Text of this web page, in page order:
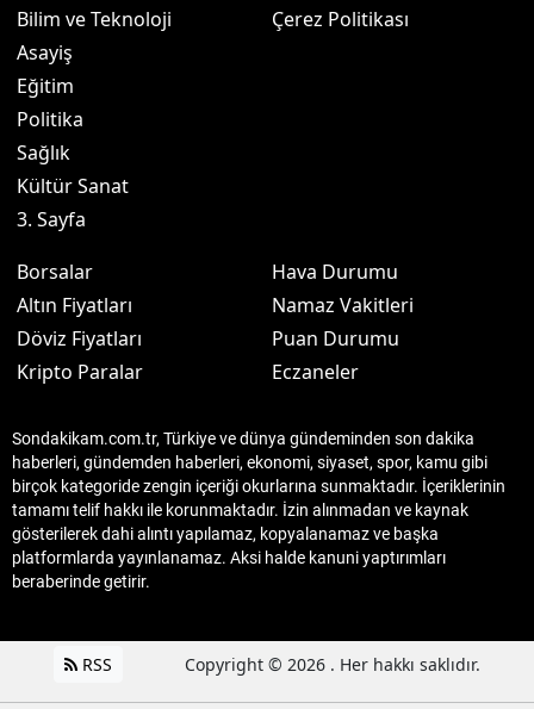
Bilim ve Teknoloji
Asayiş
Eğitim
Politika
Sağlık
Kültür Sanat
3. Sayfa
Çerez Politikası
Borsalar
Altın Fiyatları
Döviz Fiyatları
Kripto Paralar
Hava Durumu
Namaz Vakitleri
Puan Durumu
Eczaneler
Sondakikam.com.tr, Türkiye ve dünya gündeminden son dakika
haberleri, gündemden haberleri, ekonomi, siyaset, spor, kamu gibi
birçok kategoride zengin içeriği okurlarına sunmaktadır. İçeriklerinin
tamamı telif hakkı ile korunmaktadır. İzin alınmadan ve kaynak
gösterilerek dahi alıntı yapılamaz, kopyalanamaz ve başka
platformlarda yayınlanamaz. Aksi halde kanuni yaptırımları
beraberinde getirir.
RSS Copyright © 2026 . Her hakkı saklıdır.